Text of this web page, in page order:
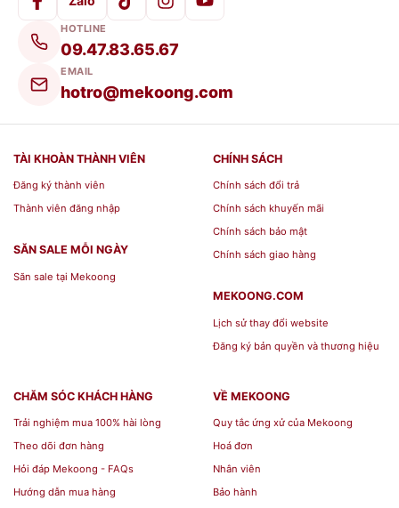
Thông số kỹ thuật chi tiết
Thông tin
Chi tiết
Bộ sưu tập
A001_68334100003
Dung tích
bình
06 Tách trà (dung tích 0.09 L).
06 Dĩa lót (đường kính 13 cm).
HOTLINE
09.47.83.65.67
EMAIL
hotro@mekoong.com
TÀI KHOÀN THÀNH VIÊN
Đăng ký thành viên
Thành viên đăng nhập
SĂN SALE MỖI NGÀY
Săn sale tại Mekoong
CHÍNH SÁCH
Chính sách đổi trả
Chính sách khuyến mãi
Chính sách bảo mật
Chính sách giao hàng
MEKOONG.COM
Lịch sử thay đổi website
Đăng ký bản quyền và thương hiệu
CHĂM SÓC KHÁCH HÀNG
Trải nghiệm mua 100% hài lòng
Theo dõi đơn hàng
Hỏi đáp Mekoong - FAQs
Hướng dẫn mua hàng
VỀ MEKOONG
Quy tắc ứng xử của Mekoong
Hoá đơn
Nhân viên
Bảo hành